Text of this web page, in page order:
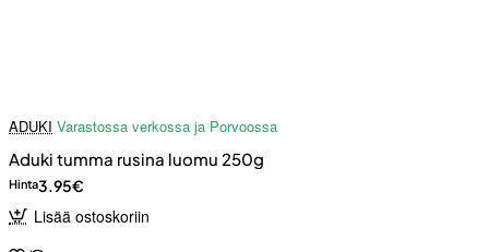
ADUKI Varastossa verkossa ja Porvoossa
Aduki tumma rusina luomu 250g
Hinta3.95€
Lisää ostoskoriin